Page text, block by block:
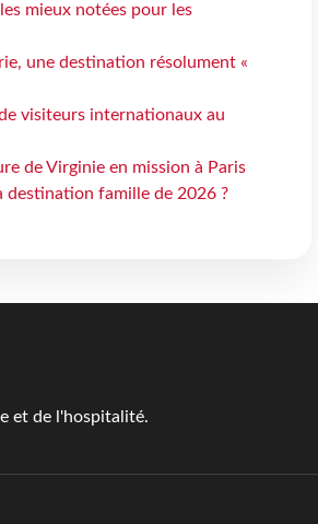
mieux notées pour les
une destination résolument «
visiteurs internationaux au
de Virginie en mission à Paris
destination famille de 2026 ?
et de l'hospitalité.